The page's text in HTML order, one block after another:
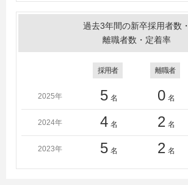
過去3年間の新卒採用者数・
離職者数・定着率
採用者 離職者
2025年 5 名 0 名
2024年 4 名 2 名
2023年 5 名 2 名